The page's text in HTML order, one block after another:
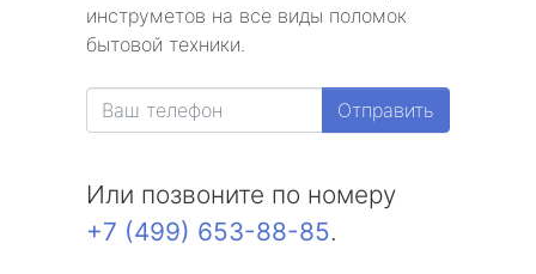
инструметов на все виды поломок
бытовой техники.
Отправить
Или позвоните по номеру
+7 (499) 653-88-85.